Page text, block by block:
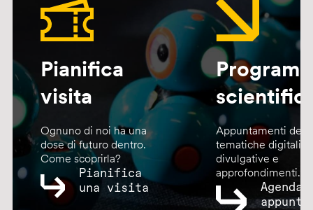
Pianifica
visita
Ognuno di noi ha una
dose di futuro dentro.
Come scoprirla?
Pianifica
una visita
Appuntamenti
tematiche digitali,
divulgative e
approfondimenti.
Agenda